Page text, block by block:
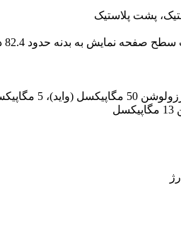
پشت پلاستیک
و 2 مگاپیکسل (ماکرو)